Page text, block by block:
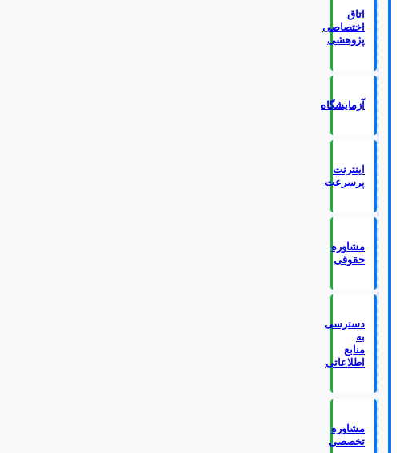
اتاق
اختصاصی
پژوهشی
آزمایشگاه
اینترنت
پرسرعت
مشاوره
حقوقی
دسترسی
به
منابع
اطلاعاتی
مشاوره
تخصصی